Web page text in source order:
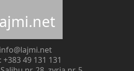
info@lajmi.net
+383 49 131 131